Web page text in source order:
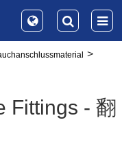
Fittings - 翻